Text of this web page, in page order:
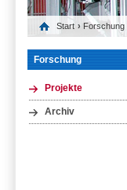
Start › Forschung
Forschung
Projekte
Archiv